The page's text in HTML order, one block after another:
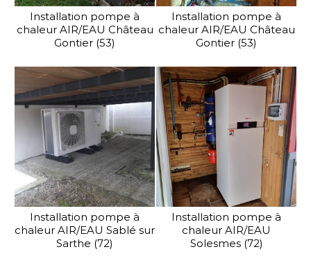
Installation pompe à
chaleur AIR/EAU Château
Gontier (53)
Installation pompe à
chaleur AIR/EAU Château
Gontier (53)
Installation pompe à
chaleur AIR/EAU Sablé sur
Sarthe (72)
Installation pompe à
chaleur AIR/EAU
Solesmes (72)